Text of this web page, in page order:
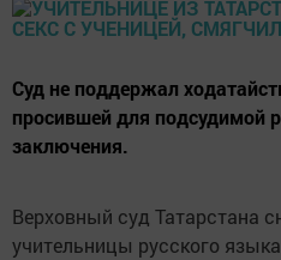
Суд не поддержал
просившей для подсудимой
заключения.
Верховный суд Татарстана
учительницы русского